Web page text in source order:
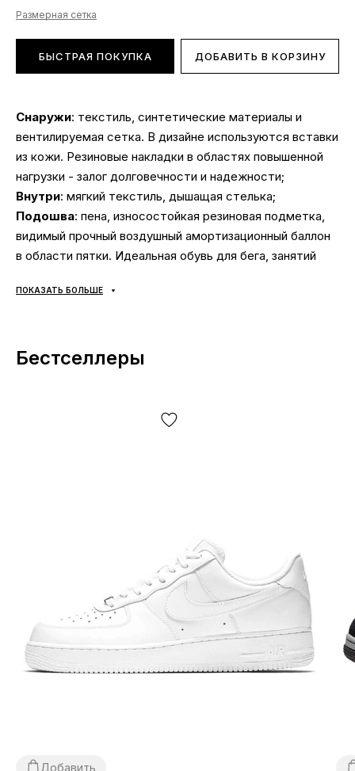
Размерная сетка
БЫСТРАЯ ПОКУПКА ДОБАВИТЬ В КОРЗИНУ
Снаружи: текстиль, синтетические материалы и
вентилируемая сетка. В дизайне используются вставки
из кожи. Резиновые накладки в областях повышенной
нагрузки - залог долговечности и надежности;
Внутри: мягкий текстиль, дышащая стелька;
Подошва: пена, износостойкая резиновая подметка,
видимый прочный воздушный амортизационный баллон
в области пятки. Идеальная обувь для бега, занятий
Сезонность: весна/лето/осень;
самых распространенных вопросов и ответы на них:
(к примеру — товара нет в
наличии на нашем складе, но есть у партнеров).
Если
Вам не подойдет что-либо, просто оставьте посылку и
не покупайте ее, это абсолютно бесплатно. Товар
подлежит обмену и возврату
(см. условия на стр.
«Оплата»).
использования на сайте представлена обобщенная
ПОКАЗАТЬ БОЛЬШЕ
Бестселлеры
Добавить